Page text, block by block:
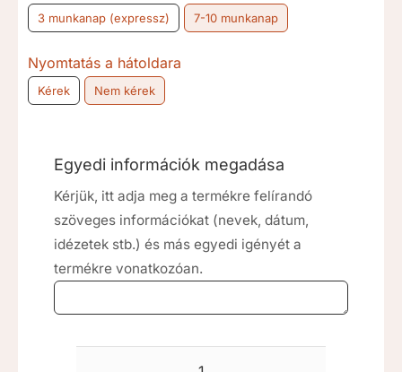
3 munkanap (expressz) 7-10 munkanap
Nyomtatás a hátoldara
Kérek Nem kérek
Egyedi információk megadása
Kérjük, itt adja meg a termékre felírandó
szöveges információkat (nevek, dátum,
idézetek stb.) és más egyedi igényét a
termékre vonatkozóan.